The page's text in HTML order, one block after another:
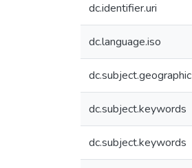
dc.identifier.uri
dc.language.iso
dc.subject.geographic
dc.subject.keywords
dc.subject.keywords